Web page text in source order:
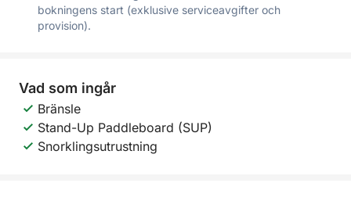
bokningens start (exklusive serviceavgifter och
provision).
Vad som ingår
Bränsle
Stand-Up Paddleboard (SUP)
Snorklingsutrustning